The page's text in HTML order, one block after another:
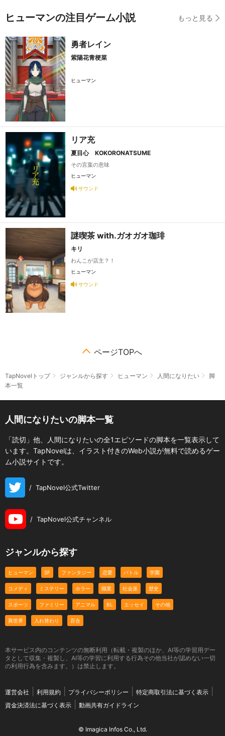
ヒューマンの注目ゲーム小説 もっと見る
勇者レイン
紫陽花青梗菜
ヒューマン
リア充
夏目心 KOKORONATSUME
その言葉の意味
ヒューマン
サウンド
謎喫茶 with.ガオガオ珈琲
キリ
わんこが店主？！
ヒューマン
サウンド
ページTOPへ
TapNovelトップ ジャンルから探す ヒューマン 人間になりたい
脚
本一覧
人間になりたいの脚本一覧
「読切」他、人間になりたいの全1エピソードの脚本を一覧表示して
います。TapNovelは、イラスト付きのWeb小説が無料で読めるゲー
ム小説サイトです。
/ TapNovel公式Twitter
/ TapNovel公式チャンネル
ジャンルから探す
ヒューマン SF ファンタジー 恋愛 バトル 学園
コメディ ミステリー ホラー 職業 社会派 歴史
スポーツ ファミリー アニマル BL エッセイ その他
異世界 入れ替わり 百合
本サービス内のコンテンツの無断利用（転載・複製のほか、AI等の学習用デー
タとして収集・複製し、AI等の学習に利用する行為その他当社が認めない一切
の利用行為を含みます。）は禁止します。
運営会社 利用規約 プライバシーポリシー
特定商取引法に基づく表示
資金決済法に基づく表示
動画共有ガイドライン
© Imagica Infos Co., Ltd.